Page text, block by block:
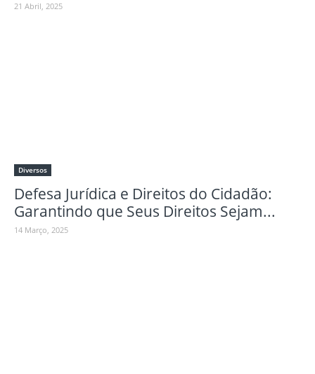
21 Abril, 2025
Diversos
Defesa Jurídica e Direitos do Cidadão:
Garantindo que Seus Direitos Sejam...
14 Março, 2025